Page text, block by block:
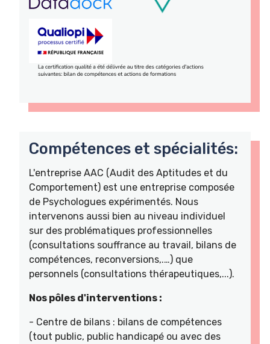
Compétences et spécialités:
L'entreprise AAC (Audit des Aptitudes et du
Comportement) est une entreprise composée
de Psychologues expérimentés. Nous
intervenons aussi bien au niveau individuel
sur des problématiques professionnelles
(consultations souffrance au travail, bilans de
compétences, reconversions,.…) que
personnels (consultations thérapeutiques,...).
Nos pôles d'interventions :
- Centre de bilans : bilans de compétences
(tout public, public handicapé ou avec des